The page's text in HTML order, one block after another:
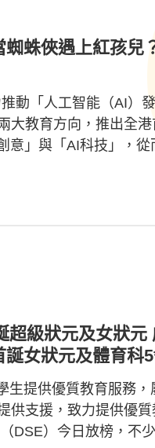
蛛俠遇上紅孩兒
動「人工智能（AI）
大教育方向，推出全
意」與「AI科技」，
級狀元及女狀元
女狀元及體育科
生提供優質教育服務
供支援，致力提供優
DSE）今日放榜，不